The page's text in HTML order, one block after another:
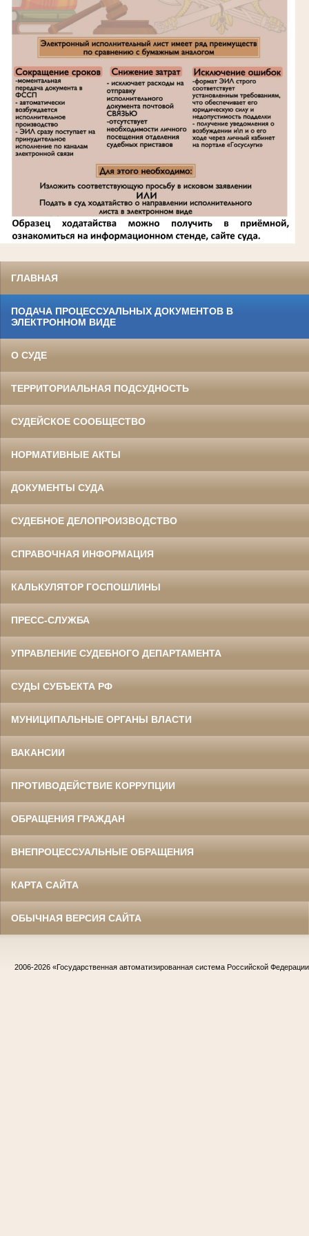
ГЛАВНАЯ
ПОДАЧА ПРОЦЕССУАЛЬНЫХ ДОКУМЕНТОВ В
ЭЛЕКТРОННОМ ВИДЕ
О СУДЕ
ТЕРРИТОРИАЛЬНАЯ ПОДСУДНОСТЬ
СУДЕЙСКОЕ СООБЩЕСТВО
НОРМАТИВНЫЕ АКТЫ
ДОКУМЕНТЫ СУДА
СУДЕБНОЕ ДЕЛОПРОИЗВОДСТВО
СПРАВОЧНАЯ ИНФОРМАЦИЯ
КАЛЬКУЛЯТОР ГОСПОШЛИНЫ
ПРЕСС-СЛУЖБА
УПРАВЛЕНИЕ СУДЕБНОГО ДЕПАРТАМЕНТА
СУДЫ СУБЪЕКТА РФ
МУНИЦИПАЛЬНЫЕ ОРГАНЫ ВЛАСТИ
ВАКАНСИИ
ПРОТИВОДЕЙСТВИЕ КОРРУПЦИИ
ОБРАЩЕНИЯ ГРАЖДАН
ВНЕПРОЦЕССУАЛЬНЫЕ ОБРАЩЕНИЯ
КАРТА САЙТА
ОБЫЧНАЯ ВЕРСИЯ САЙТА
2006-2026 «Государственная автоматизированная система Российской